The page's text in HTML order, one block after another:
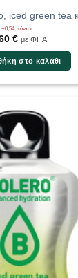
iced green tea
+0,54 πόντοι
€ με ΦΠΑ
στο καλάθι